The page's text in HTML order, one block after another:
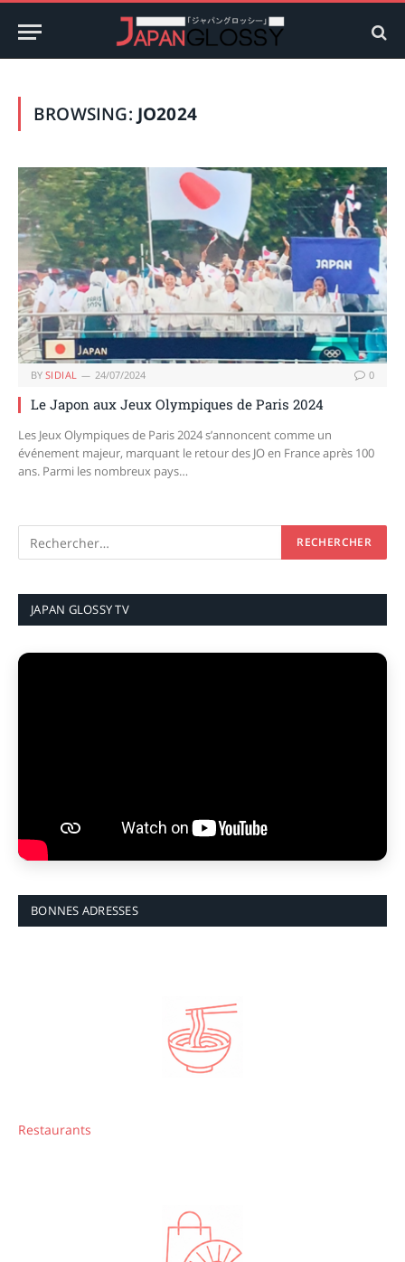
BROWSING: JO2024
BY SIDIAL 24/07/2024 0
Le Japon aux Jeux Olympiques de Paris 2024
Les Jeux Olympiques de Paris 2024 s’annoncent comme un
événement majeur, marquant le retour des JO en France après 100
ans. Parmi les nombreux pays…
JAPAN GLOSSY TV
BONNES ADRESSES
Restaurants